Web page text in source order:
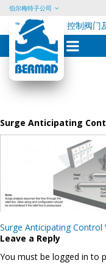
Skip
content
伯尔梅特子公司
控制阀门
Surge Anticipating
Post
navigation
Surge Anticipating
Leave a Reply
You must be logged in to